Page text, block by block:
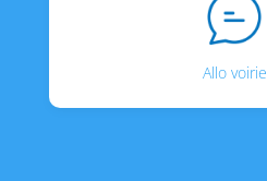
Allo voirie